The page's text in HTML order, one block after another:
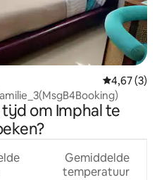
4,67 (3)
om Imphal te
Gemiddelde
temperatuur